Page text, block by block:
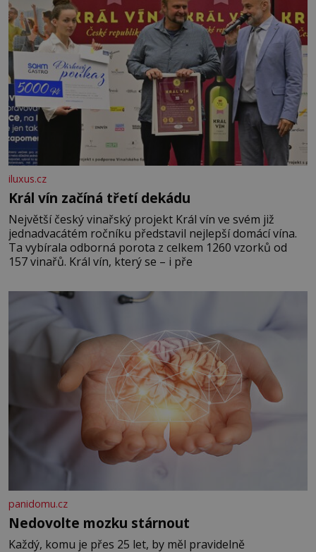
iluxus.cz
Král vín začíná třetí dekádu
Největší český vinařský projekt Král vín ve svém již
jednadvacátém ročníku představil nejlepší domácí vína.
Ta vybírala odborná porota z celkem 1260 vzorků od
157 vinařů. Král vín, který se – i pře
panidomu.cz
Nedovolte mozku stárnout
Každý, komu je přes 25 let, by měl pravidelně